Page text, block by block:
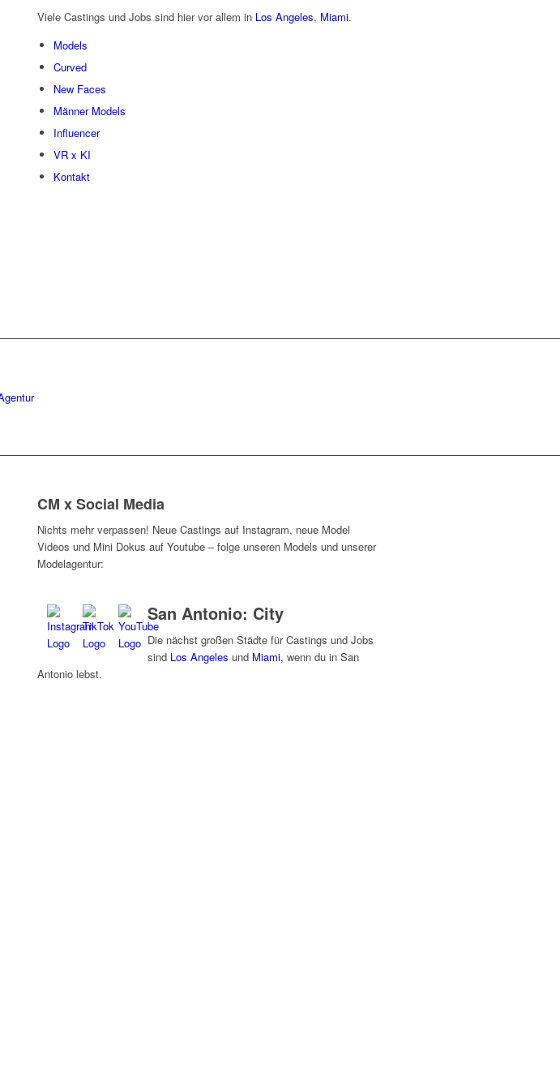
Viele Castings und Jobs sind hier vor allem in Los Angeles, Miami.
Models
Curved
New Faces
Männer Models
Influencer
VR x KI
Kontakt
CM x Social Media
Nichts mehr verpassen! Neue Castings auf Instagram, neue Model
Videos und Mini Dokus auf Youtube – folge unseren Models und unserer
Modelagentur:
San Antonio: City
Die nächst großen Städte für Castings und Jobs
sind Los Angeles und Miami, wenn du in San
Antonio lebst.